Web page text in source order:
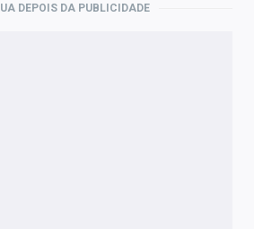
DEPOIS DA PUBLICIDADE